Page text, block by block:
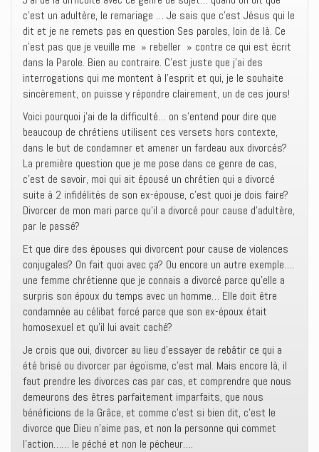
n
ê
t
r
e
)
f
e
n
ê
t
r
e
n
o
u
l
e
f
e
ê
e
c’est un adultère, le remariage … Je sais que c’est Jésus qui le
dit et je ne remets pas en question Ses paroles, loin de là. Ce
n’est pas que je veuille me » rebeller » contre ce qui est écrit
dans la Parole. Bien au contraire. C’est juste que j’ai des
interrogations qui me montent à l’esprit et qui, je le souhaite
sincèrement, on puisse y répondre clairement, un de ces jours!
Voici pourquoi j’ai de la difficulté… on s’entend pour dire que
beaucoup de chrétiens utilisent ces versets hors contexte,
dans le but de condamner et amener un fardeau aux divorcés?
La première question que je me pose dans ce genre de cas,
c’est de savoir, moi qui ait épousé un chrétien qui a divorcé
suite à 2 infidélités de son ex-épouse, c’est quoi je dois faire?
Divorcer de mon mari parce qu’il a divorcé pour cause d’adultère,
par le passé?
Et que dire des épouses qui divorcent pour cause de violences
conjugales? On fait quoi avec ça? Ou encore un autre exemple….
une femme chrétienne que je connais a divorcé parce qu’elle a
surpris son époux du temps avec un homme… Elle doit être
condamnée au célibat forcé parce que son ex-époux était
homosexuel et qu’il lui avait caché?
Je crois que oui, divorcer au lieu d’essayer de rebâtir ce qui a
été brisé ou divorcer par égoïsme, c’est mal. Mais encore là, il
faut prendre les divorces cas par cas, et comprendre que nous
demeurons des êtres parfaitement imparfaits, que nous
bénéficions de la Grâce, et comme c’est si bien dit, c’est le
divorce que Dieu n’aime pas, et non la personne qui commet
l’action…… le péché et non le pécheur….